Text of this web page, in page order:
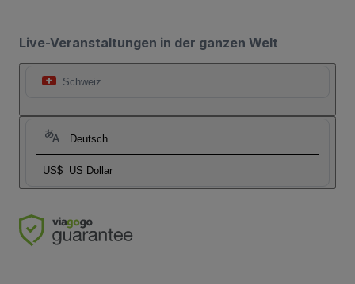
Live-Veranstaltungen in der ganzen Welt
Schweiz
Deutsch
US$ US Dollar